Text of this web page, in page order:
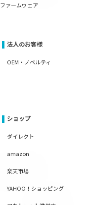
ファームウェア
法人のお客様
OEM・ノベルティ
ショップ
ダイレクト
amazon
楽天市場
YAHOO！ショッピング